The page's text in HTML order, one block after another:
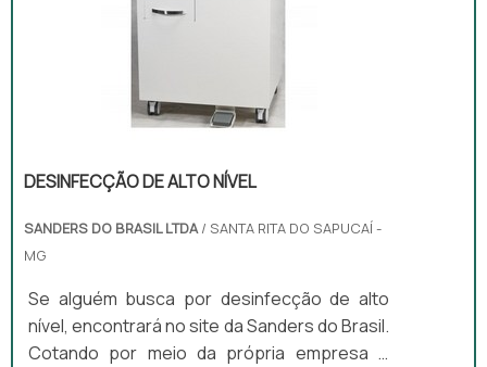
DESINFECÇÃO DE ALTO NÍVEL
SANDERS DO BRASIL LTDA/ SANTA RITA DO SAPUCAÍ -
MG
Se alguém busca por desinfecção de alto
nível, encontrará no site da Sanders do Brasil.
Cotando por meio da própria empresa e